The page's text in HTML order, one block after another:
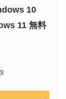
10
11 無料